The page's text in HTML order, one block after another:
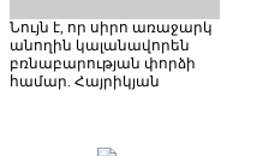
Նույն է, որ սիրո առաջարկ
անողին կալանավորեն
բռնաբարության փորձի
համար. Հայրիկյան